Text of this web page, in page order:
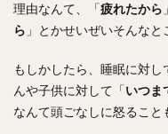
理由なんて、「疲れたから
ら 」とかせいぜいそんなと
もしかしたら、睡眠に対
んや子供に対して「いつま
なんて頭ごなしに怒ること